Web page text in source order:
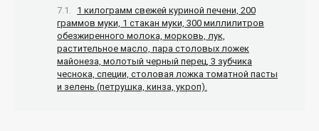
1 килограмм свежей куриной печени, 200
граммов муки, 1 стакан муки, 300 миллилитров
обезжиренного молока, морковь, лук,
растительное масло, пара столовых ложек
майонеза, молотый черный перец, 3 зубчика
чеснока, специи, столовая ложка томатной пасты
и зелень (петрушка, кинза, укроп).